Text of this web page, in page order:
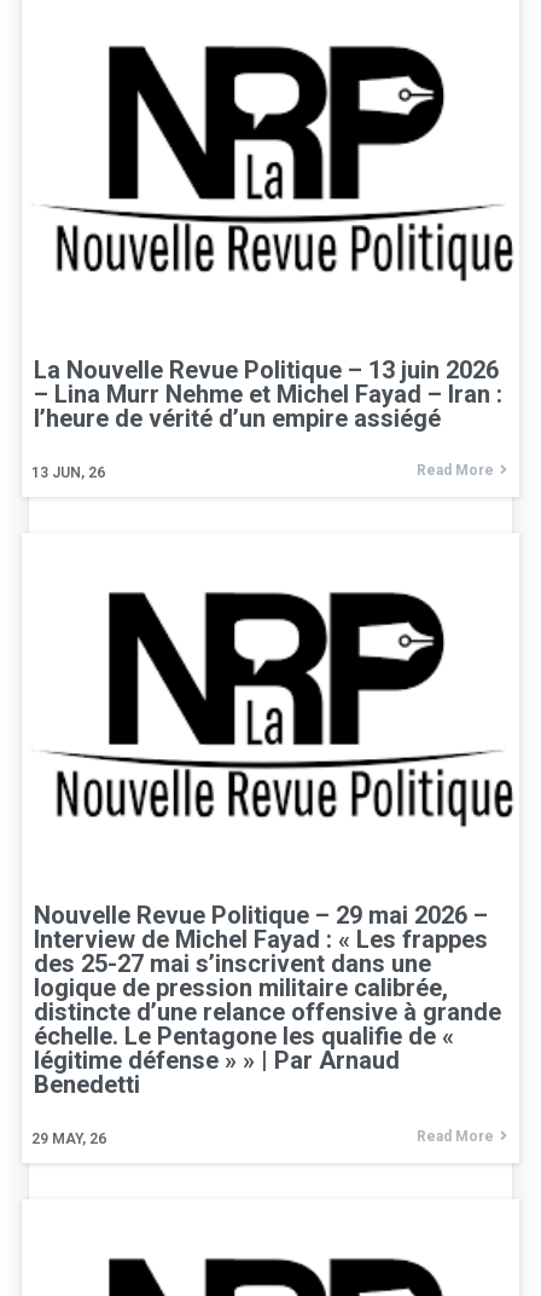
La Nouvelle Revue Politique – 13 juin 2026
– Lina Murr Nehme et Michel Fayad – Iran :
l’heure de vérité d’un empire assiégé
13 JUN, 26 Read More
Nouvelle Revue Politique – 29 mai 2026 –
Interview de Michel Fayad : « Les frappes
des 25-27 mai s’inscrivent dans une
logique de pression militaire calibrée,
distincte d’une relance offensive à grande
échelle. Le Pentagone les qualifie de «
légitime défense » » | Par Arnaud
Benedetti
29 MAY, 26 Read More